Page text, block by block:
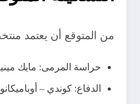
من المتوقع أن يعتمد
حراسة المرمى: مايك
الدفاع: كوندي –